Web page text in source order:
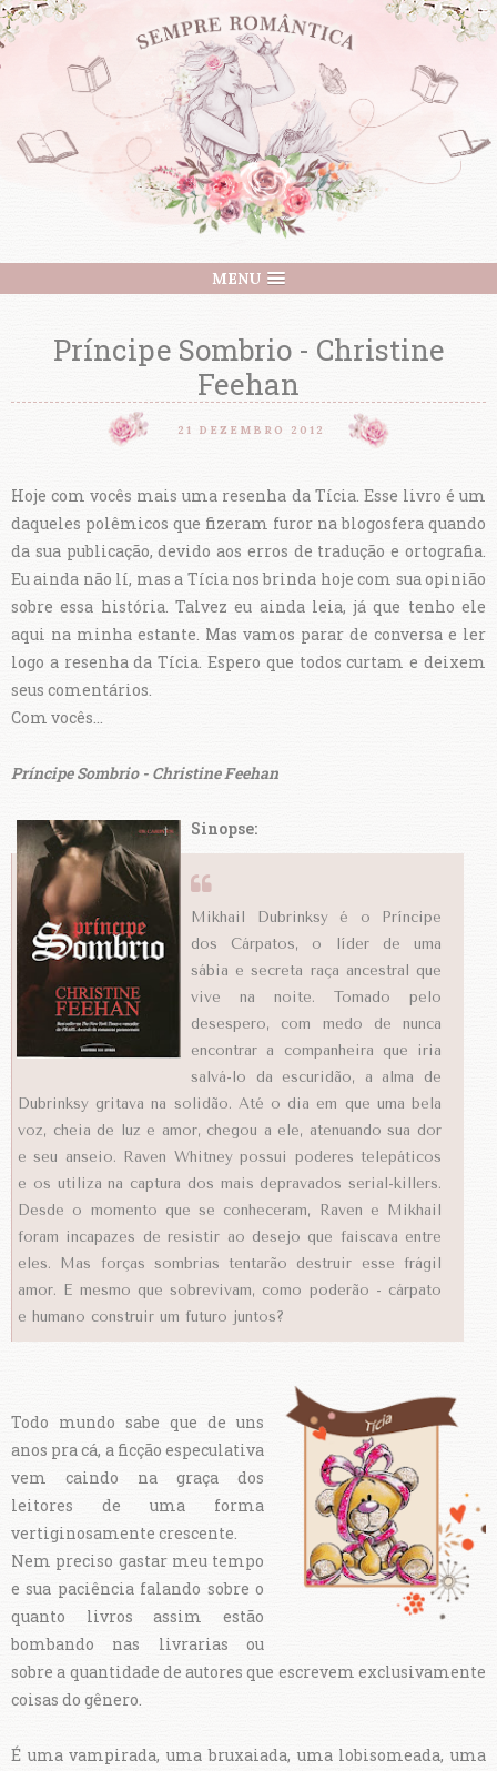
MENU
Príncipe Sombrio - Christine
Feehan
21 DEZEMBRO 2012
Hoje com vocês mais uma resenha da Tícia. Esse livro é um
daqueles polêmicos que fizeram furor na blogosfera quando
da sua publicação, devido aos erros de tradução e ortografia.
Eu ainda não lí, mas a Tícia nos brinda hoje com sua opinião
sobre essa história. Talvez eu ainda leia, já que tenho ele
aqui na minha estante. Mas vamos parar de conversa e ler
logo a resenha da Tícia. Espero que todos curtam e deixem
seus comentários.
Com vocês...
Príncipe Sombrio - Christine Feehan
Sinopse:
Mikhail Dubrinksy é o Príncipe
dos Cárpatos, o líder de uma
sábia e secreta raça ancestral que
vive na noite. Tomado pelo
desespero, com medo de nunca
encontrar a companheira que iria
salvá-lo da escuridão, a alma de
Dubrinksy gritava na solidão. Até o dia em que uma bela
voz, cheia de luz e amor, chegou a ele, atenuando sua dor
e seu anseio. Raven Whitney possui poderes telepáticos
e os utiliza na captura dos mais depravados serial-killers.
Desde o momento que se conheceram, Raven e Mikhail
foram incapazes de resistir ao desejo que faiscava entre
eles. Mas forças sombrias tentarão destruir esse frágil
amor. E mesmo que sobrevivam, como poderão - cárpato
e humano construir um futuro juntos?
Todo mundo sabe que de uns
anos pra cá, a ficção especulativa
vem caindo na graça dos
leitores de uma forma
vertiginosamente crescente.
Nem preciso gastar meu tempo
e sua paciência falando sobre o
quanto livros assim estão
bombando nas livrarias ou
sobre a quantidade de autores que escrevem exclusivamente
coisas do gênero.
É uma vampirada, uma bruxaiada, uma lobisomeada, uma